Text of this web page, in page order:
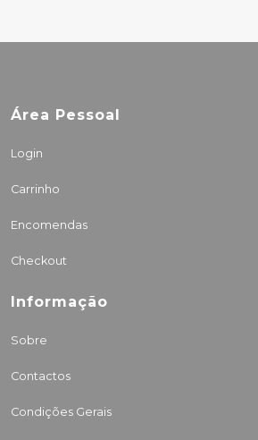
Área Pessoal
Login
Carrinho
Encomendas
Checkout
Informação
Sobre
Contactos
Condições Gerais